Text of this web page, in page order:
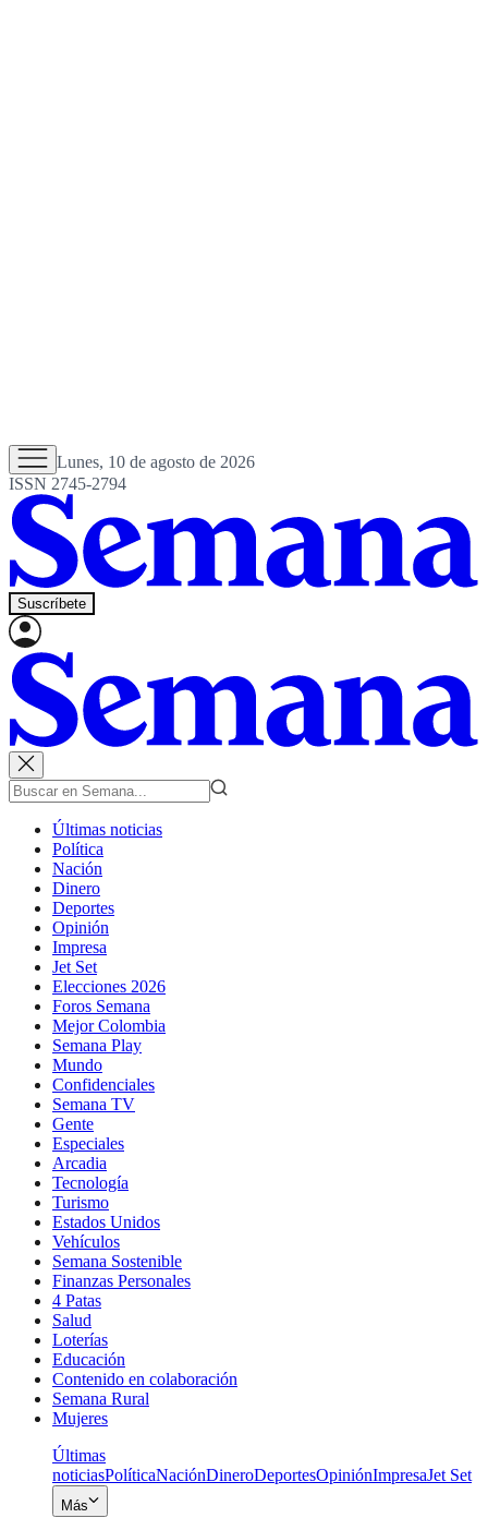
Lunes, 10 de agosto de 2026
ISSN 2745-2794
Suscríbete
Últimas noticias
Política
Nación
Dinero
Deportes
Opinión
Impresa
Jet Set
Elecciones 2026
Foros Semana
Mejor Colombia
Semana Play
Mundo
Confidenciales
Semana TV
Gente
Especiales
Arcadia
Tecnología
Turismo
Estados Unidos
Vehículos
Semana Sostenible
Finanzas Personales
4 Patas
Salud
Loterías
Educación
Contenido en colaboración
Semana Rural
Mujeres
Últimas
noticiasPolíticaNaciónDineroDeportesOpiniónImpresaJet Set
Más